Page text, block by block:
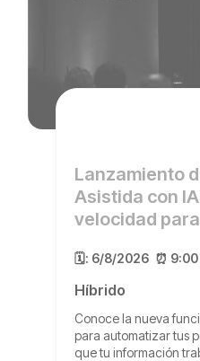
Lanzamiento
Asistida con
velocidad
🗓️: 6/8/2026 ⏰
Híbrido
Conoce la nueva
para automatizar tus
que tu información